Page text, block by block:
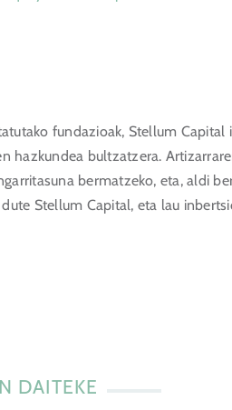
fundazioak, Stellum
bultzatzera.
bermatzeko, eta, aldi
Stellum Capital, eta lau
DAITEKE